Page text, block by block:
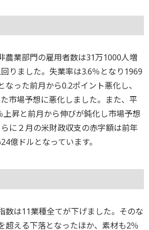
農業部門の雇用者数は31万1000人増
りました。失業率は3.6％となり1969
った前月から0.2ポイント悪化し、
市場予想に悪化しました。また、平
上昇と前月から伸びが鈍化し市場予想
に２月の米財政収支の赤字額は前年
億ドルとなっています。
数は11業種全てが下げました。そのな
超える下落となったほか、素材も2％